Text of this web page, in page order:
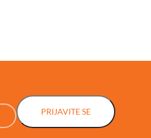
PRIJAVITE SE